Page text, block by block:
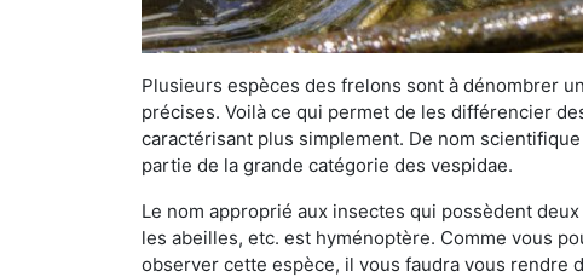
Plusieurs espèces des frelons sont à dénombrer
précises. Voilà ce qui permet de les différencier
caractérisant plus simplement. De nom
partie de la grande catégorie des vespidae.
Le nom approprié aux insectes qui possèdent
les abeilles, etc. est hyménoptère. Comme vous
observer cette espèce, il vous faudra vous rendre